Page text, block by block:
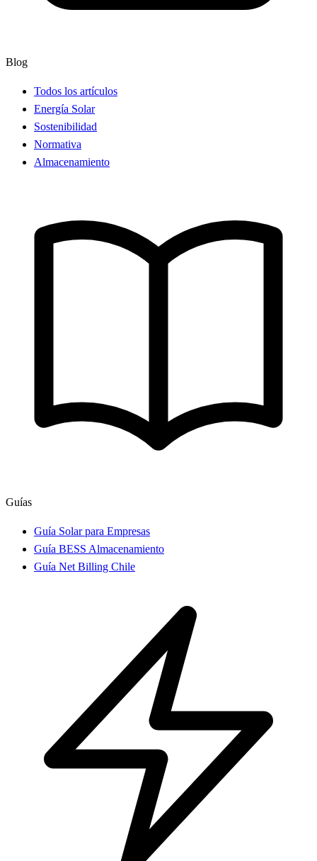
Blog
Todos los artículos
Energía Solar
Sostenibilidad
Normativa
Almacenamiento
Guías
Guía Solar para Empresas
Guía BESS Almacenamiento
Guía Net Billing Chile